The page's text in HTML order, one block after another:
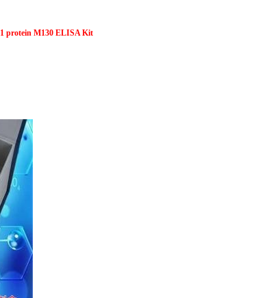
1 protein M130 ELISA Kit